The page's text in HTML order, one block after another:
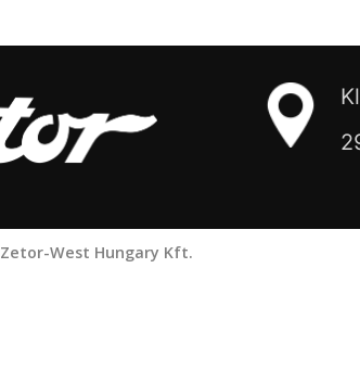
Zetor-West Hungary Kft.